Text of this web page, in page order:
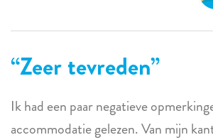
Zeer tevreden
Ik had een paar negatieve
accommodatie gelezen. Van mijn